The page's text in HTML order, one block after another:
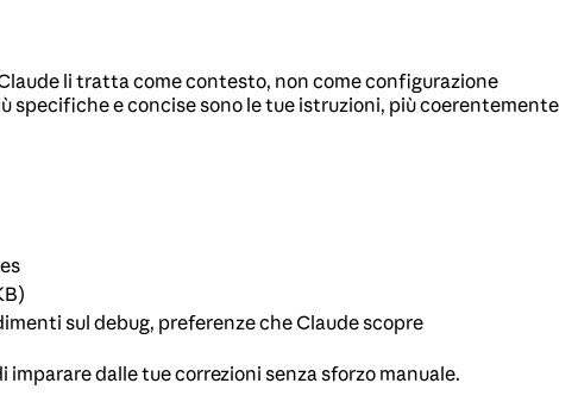
li tratta come contesto, non come configurazione
specifiche e concise sono le tue istruzioni, più coerentemente
sul debug, preferenze che Claude scopre
dalle tue correzioni senza sforzo manuale.